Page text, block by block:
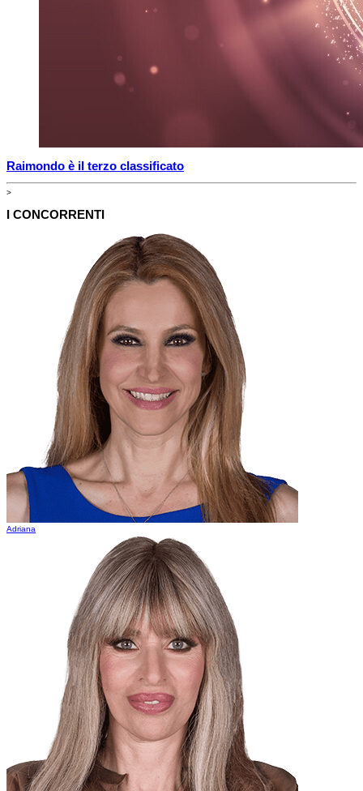
Raimondo è il terzo classificato
>
I CONCORRENTI
Adriana